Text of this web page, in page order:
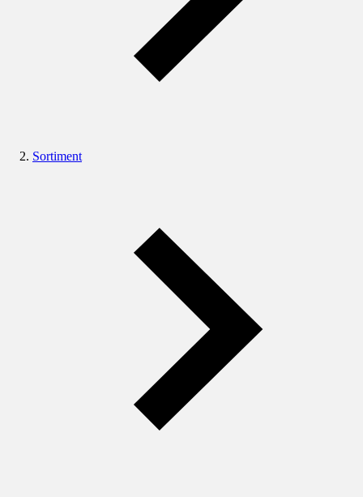
Sortiment